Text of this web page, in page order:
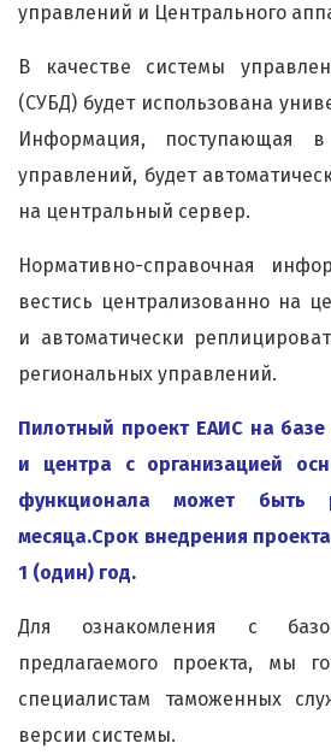
управлений и Центрального
В качестве системы
(СУБД) будет использована
Информация, поступающая
управлений, будет
на центральный сервер.
Нормативно-справочная
вестись централизованно на
и автоматически
региональных управлений.
Пилотный проект ЕАИС на базе
и центра с организацией
функционала может быть
месяца.Срок внедрения
1 (один) год.
Для ознакомления с
предлагаемого проекта, мы
специалистам таможенных
версии системы.